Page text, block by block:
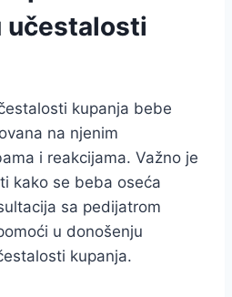
učestalosti
kupanja bebe
na njenim
i reakcijama. Važno je
kako se beba oseća
sa pedijatrom
u donošenju
kupanja.